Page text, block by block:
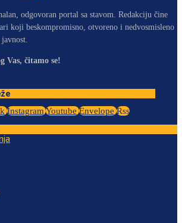
odgovoran portal sa stavom. Redakciju čine
koji beskompromisno, otvoreno i nedvosmisleno
Vas, čitamo se!
Instagram Youtube Envelope Rss